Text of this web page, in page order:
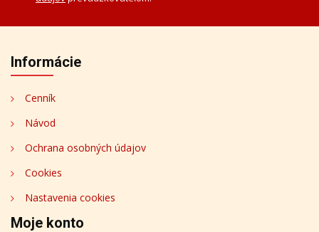
Informácie
Cenník
Návod
Ochrana osobných údajov
Cookies
Nastavenia cookies
Moje konto